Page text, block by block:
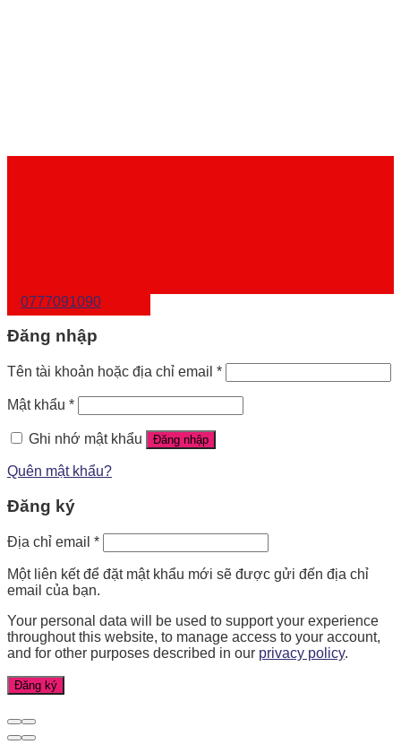
0777091090
Đăng nhập
Tên tài khoản hoặc địa chỉ email *
Mật khẩu *
Ghi nhớ mật khẩu Đăng nhập
Quên mật khẩu?
Đăng ký
Địa chỉ email *
Một liên kết để đặt mật khẩu mới sẽ được gửi đến địa chỉ
email của bạn.
Your personal data will be used to support your experience
throughout this website, to manage access to your account,
and for other purposes described in our privacy policy.
Đăng ký